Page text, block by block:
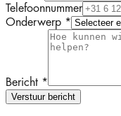
Telefoonnummer
Onderwerp *
Bericht *
Verstuur bericht